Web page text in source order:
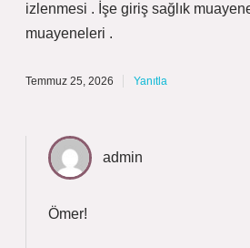
izlenmesi . İşe giriş sağlık
muayeneleri .
Temmuz 25, 2026 Yanıtla
admin
Ömer!